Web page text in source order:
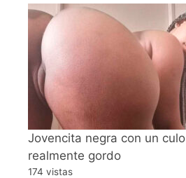
Jovencita negra con un culo
realmente gordo
174 vistas